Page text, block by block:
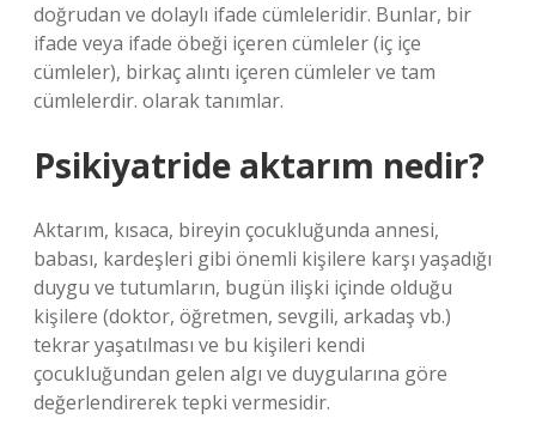
doğrudan ve dolaylı ifade cümleleridir. Bunlar, bir
ifade veya ifade öbeği içeren cümleler (iç içe
cümleler), birkaç alıntı içeren cümleler ve tam
cümlelerdir. olarak tanımlar.
Psikiyatride aktarım nedir?
Aktarım, kısaca, bireyin çocukluğunda annesi,
babası, kardeşleri gibi önemli kişilere karşı yaşadığı
duygu ve tutumların, bugün ilişki içinde olduğu
kişilere (doktor, öğretmen, sevgili, arkadaş vb.)
tekrar yaşatılması ve bu kişileri kendi
çocukluğundan gelen algı ve duygularına göre
değerlendirerek tepki vermesidir.